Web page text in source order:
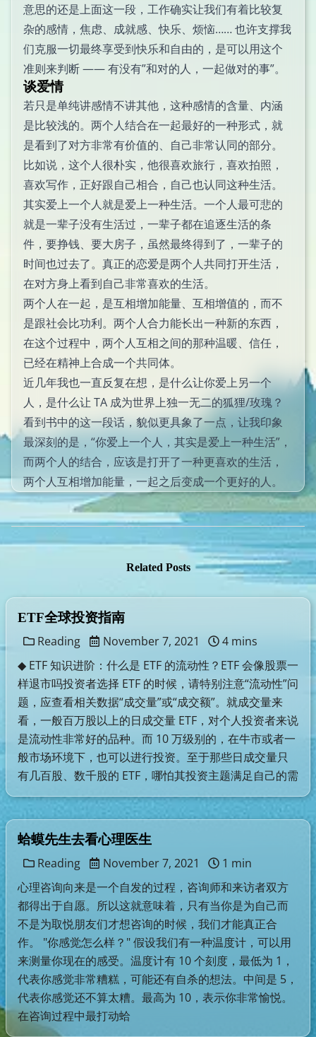
意思的还是上面这一段，工作确实让我们有着比较复
杂的感情，焦虑、成就感、快乐、烦恼…… 也许支撑我
们克服一切最终享受到快乐和自由的，是可以用这个
准则来判断 —— 有没有”和对的人，一起做对的事”。
谈爱情
若只是单纯讲感情不讲其他，这种感情的含量、内涵
是比较浅的。两个人结合在一起最好的一种形式，就
是看到了对方非常有价值的、自己非常认同的部分。
比如说，这个人很朴实，他很喜欢旅行，喜欢拍照，
喜欢写作，正好跟自己相合，自己也认同这种生活。
其实爱上一个人就是爱上一种生活。一个人最可悲的
就是一辈子没有生活过，一辈子都在追逐生活的条
件，要挣钱、要大房子，虽然最终得到了，一辈子的
时间也过去了。真正的恋爱是两个人共同打开生活，
在对方身上看到自己非常喜欢的生活。
两个人在一起，是互相增加能量、互相增值的，而不
是跟社会比功利。两个人合力能长出一种新的东西，
在这个过程中，两个人互相之间的那种温暖、信任，
已经在精神上合成一个共同体。
近几年我也一直反复在想，是什么让你爱上另一个
人，是什么让 TA 成为世界上独一无二的狐狸/玫瑰？
看到书中的这一段话，貌似更具象了一点，让我印象
最深刻的是，“你爱上一个人，其实是爱上一种生活”，
而两个人的结合，应该是打开了一种更喜欢的生活，
两个人互相增加能量，一起之后变成一个更好的人。
Related Posts
ETF全球投资指南
Reading November 7, 2021
4 mins
◆ ETF 知识进阶：什么是 ETF 的流动性？ETF 会像股票一
样退市吗投资者选择 ETF 的时候，请特别注意“流动性”问
题，应查看相关数据“成交量”或“成交额”。就成交量来
看，一般百万股以上的日成交量 ETF，对个人投资者来说
是流动性非常好的品种。而 10 万级别的，在牛市或者一
般市场环境下，也可以进行投资。至于那些日成交量只
有几百股、数千股的 ETF，哪怕其投资主题满足自己的需
蛤蟆先生去看心理医生
Reading November 7, 2021
1 min
心理咨询向来是一个自发的过程，咨询师和来访者双方
都得出于自愿。所以这就意味着，只有当你是为自己而
不是为取悦朋友们才想咨询的时候，我们才能真正合
作。 "你感觉怎么样？" 假设我们有一种温度计，可以用
来测量你现在的感受。温度计有 10 个刻度，最低为 1，
代表你感觉非常糟糕，可能还有自杀的想法。中间是 5，
代表你感觉还不算太糟。最高为 10，表示你非常愉悦。
在咨询过程中最打动蛤